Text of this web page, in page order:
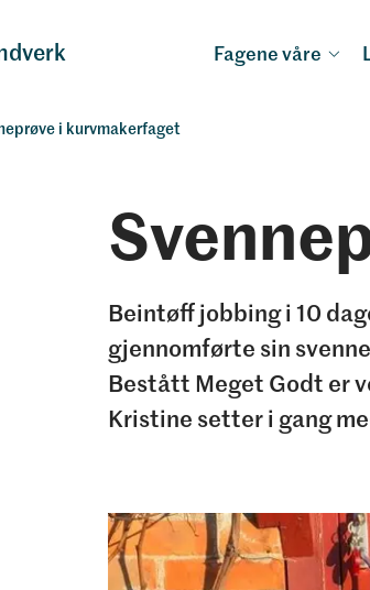
Fagene våre
i kurvmakerfaget
Beintøff jobbing i 10
gjennomførte sin
Bestått Meget Godt er
Kristine setter i gang